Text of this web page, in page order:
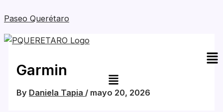
to
content
Paseo Querétaro
Garmin
By Daniela Tapia / mayo 20, 2026